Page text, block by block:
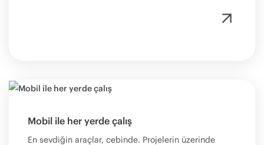
Mobil ile her yerde çalış
En sevdiğin araçlar, cebinde. Projelerin üzerinde